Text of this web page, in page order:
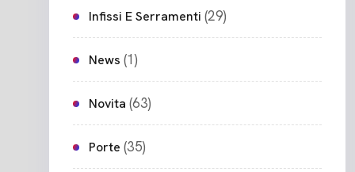
Infissi E Serramenti (29)
News (1)
Novita (63)
Porte (35)